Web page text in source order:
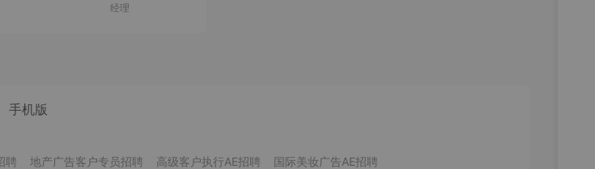
经理
手机版
聘 地产广告客户专员招聘 高级客户执行AE招聘 国际美妆广告AE招聘